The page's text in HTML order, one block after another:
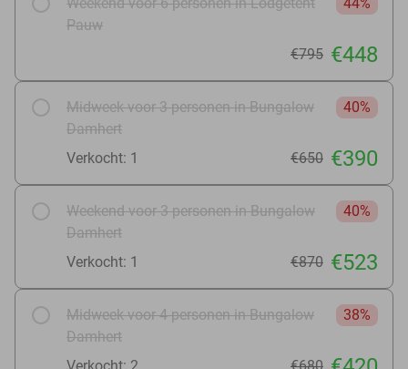
Pauw
€795 €448
Midweek voor 3 personen in Bungalow
Damhert
40%
Verkocht: 1 €650 €390
Weekend voor 3 personen in Bungalow
Damhert
40%
Verkocht: 1 €870 €523
Midweek voor 4 personen in Bungalow
Damhert
38%